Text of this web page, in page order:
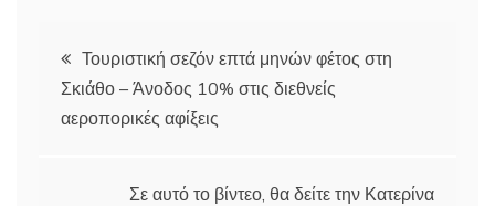
Πλοήγηση
άρθρων
Τουριστική σεζόν επτά μηνών φέτος στη
Σκιάθο – Άνοδος 10% στις διεθνείς
αεροπορικές αφίξεις
Σε αυτό το βίντεο, θα δείτε την Κατερίνα